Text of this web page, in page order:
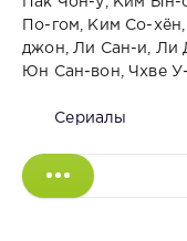
По-гом, Ким Со-
джон, Ли Сан-и, Ли
Юн Сан-вон, Чхве
Сериалы